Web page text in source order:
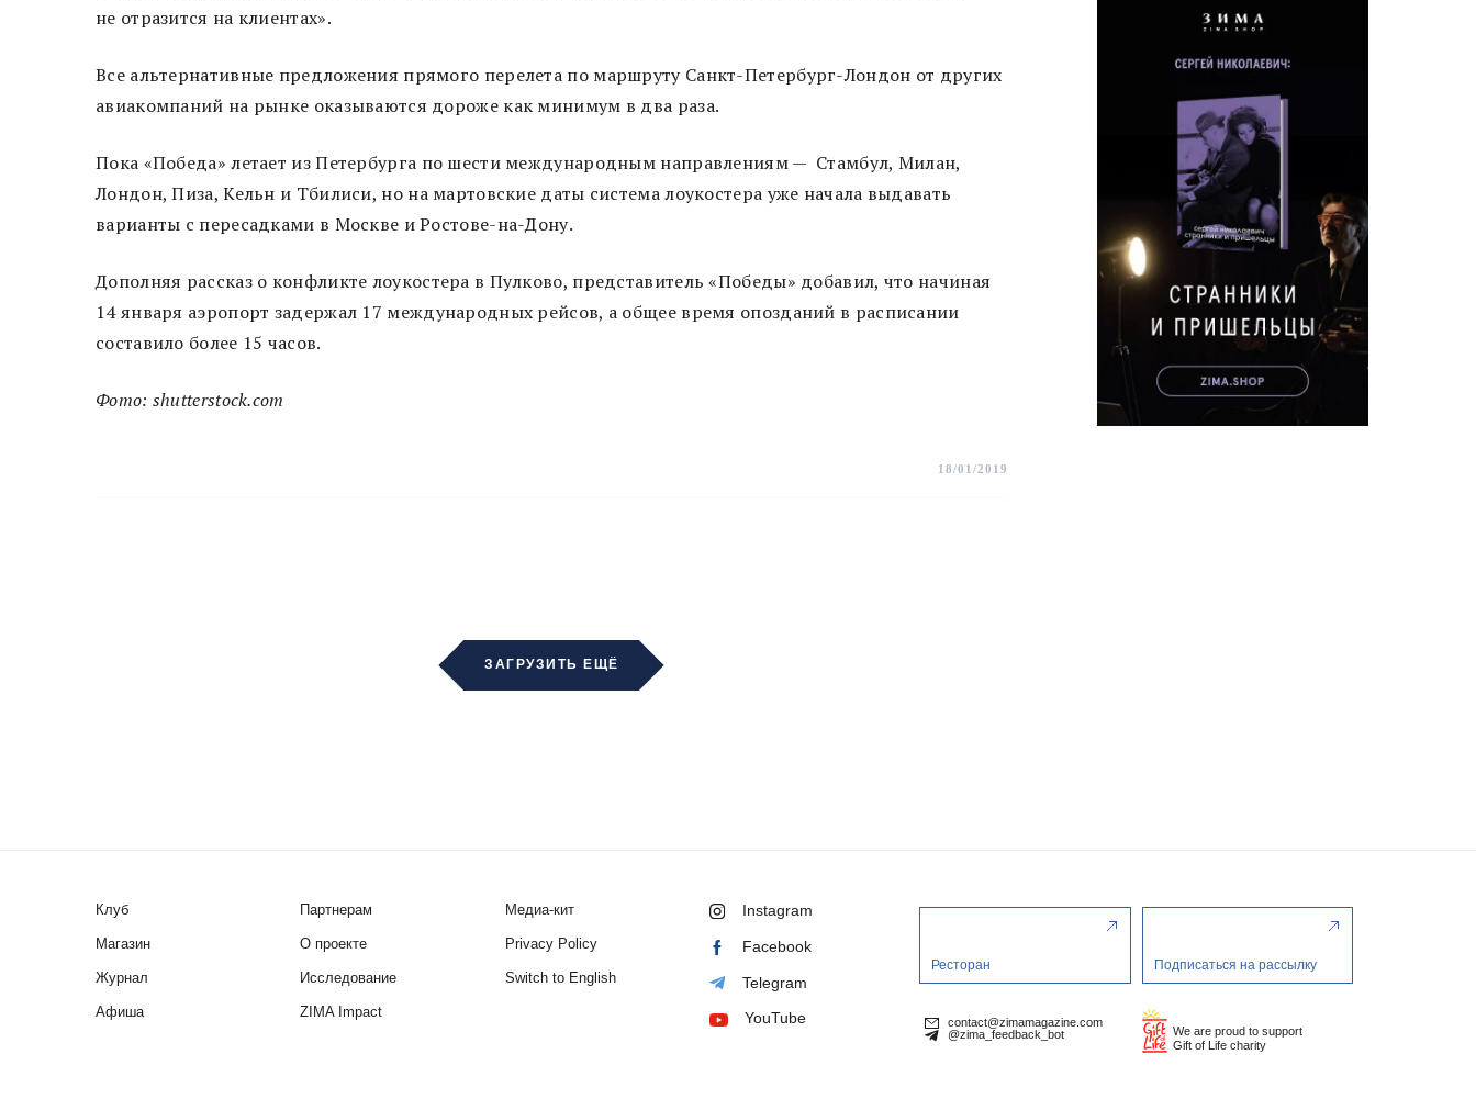
не отразится на клиентах».
Все альтернативные предложения прямого перелета по маршруту Санкт-Петербург-Лондон от других
авиакомпаний на рынке оказываются дороже как минимум в два раза.
Пока «Победа» летает из Петербурга по шести международным направлениям — Стамбул, Милан,
Лондон, Пиза, Кельн и Тбилиси, но на мартовские даты система лоукостера уже начала выдавать
варианты с пересадками в Москве и Ростове-на-Дону.
Дополняя рассказ о конфликте лоукостера в Пулково, представитель «Победы» добавил, что начиная
14 января аэропорт задержал 17 международных рейсов, а общее время опозданий в расписании
составило более 15 часов.
Фото: shutterstock.com
18/01/2019
ЗАГРУЗИТЬ ЕЩЁ
Клуб
Магазин
Журнал
Афиша
Партнерам
О проекте
Исследование
ZIMA Impact
Медиа-кит
Privacy Policy
Switch to English
Instagram
Facebook
Telegram
YouTube
Ресторан Подписаться на рассылку
contact@zimamagazine.com
@zima_feedback_bot
We are proud to support
Gift of Life charity